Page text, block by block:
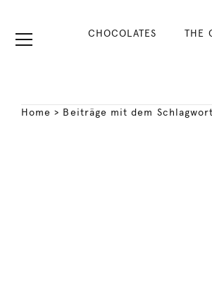
CHOCOLATES THE
Home > Beiträge mit dem